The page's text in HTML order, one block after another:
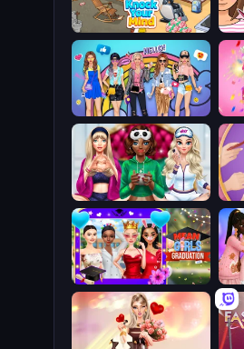
Knock Your Mind
Dress To Impress: New Year's Party
College Girls Team Makeover
BFFs Luxury Loungewear
Christmas Girls
Mean Girls Graduation Day